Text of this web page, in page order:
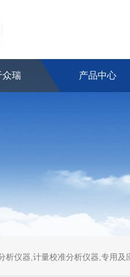
众瑞 产品中心
析仪器,计量校准分析仪器,专用